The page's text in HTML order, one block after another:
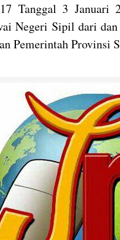
Tanggal 3 Januari
Negeri Sipil dari
Pemerintah Provinsi